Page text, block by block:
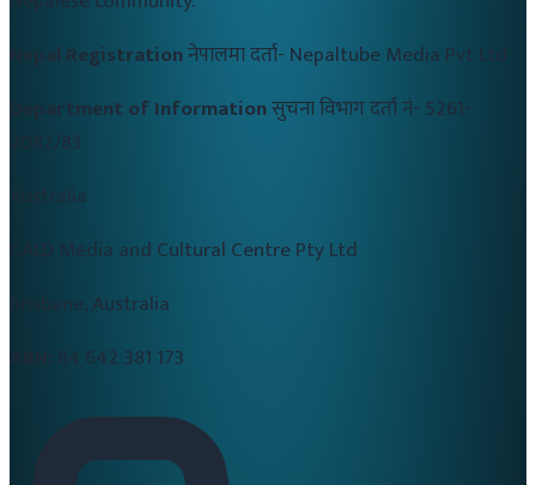
Nepal Registrationनेपालमा दर्ता- Nepaltube Media Pvt Ltd
Department of Informationसुचना विभाग दर्ता नं- 5261-
2082/83
Australia
CALD Media and Cultural Centre Pty Ltd
Brisbane, Australia
84 642 381 173